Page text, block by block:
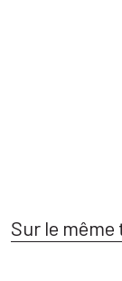
Sur le même